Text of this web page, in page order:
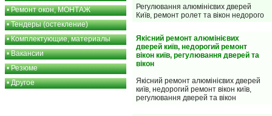
•Ремонт окон, МОНТАЖ
•Тендеры (остекление)
•Комплектующие, материалы
•Вакансии
•Резюме
•Другое
Регулювання алюмінієвих дверей
Київ, ремонт ролет та вікон недорого
Якісний ремонт алюмінієвих
дверей київ, недорогий ремонт
вікон київ, регулювання дверей та
вікон
Якісний ремонт алюмінієвих дверей
київ, недорогий ремонт вікон київ,
регулювання дверей та вікон